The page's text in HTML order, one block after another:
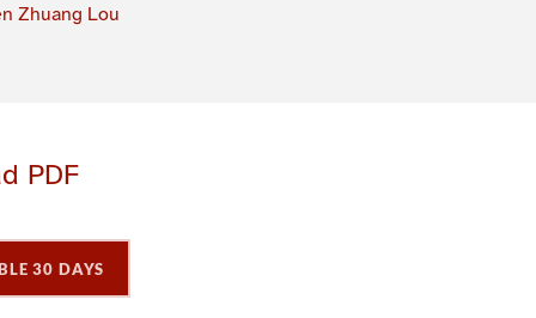
Zhuang Lou
PDF
30 DAYS